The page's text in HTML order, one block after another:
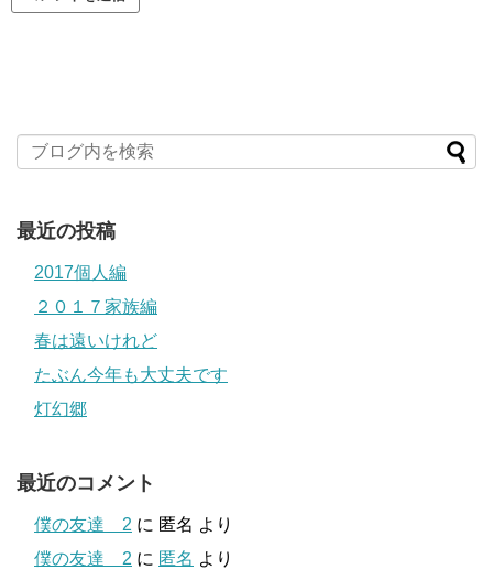
最近の投稿
2017個人編
２０１７家族編
春は遠いけれど
たぶん今年も大丈夫です
灯幻郷
最近のコメント
僕の友達 2 に 匿名 より
僕の友達 2 に 匿名 より